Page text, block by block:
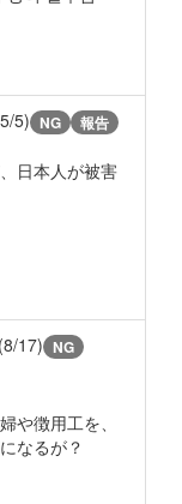
5) NG 報告
日本人が被害
17) NG
や徴用工を、
なるが？